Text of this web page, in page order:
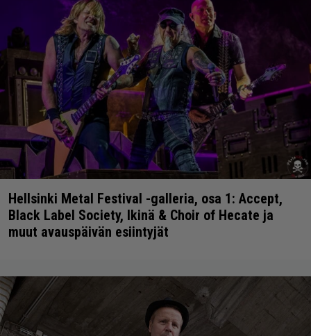
Hellsinki Metal Festival -galleria, osa 1: Accept,
Black Label Society, Ikinä & Choir of Hecate ja
muut avauspäivän esiintyjät